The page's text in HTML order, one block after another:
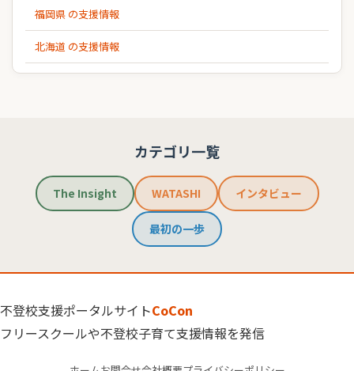
福岡県 の支援情報
北海道 の支援情報
カテゴリ一覧
The Insight WATASHI インタビュー
最初の一歩
不登校支援ポータルサイトCoCon
フリースクールや不登校子育て支援情報を発信